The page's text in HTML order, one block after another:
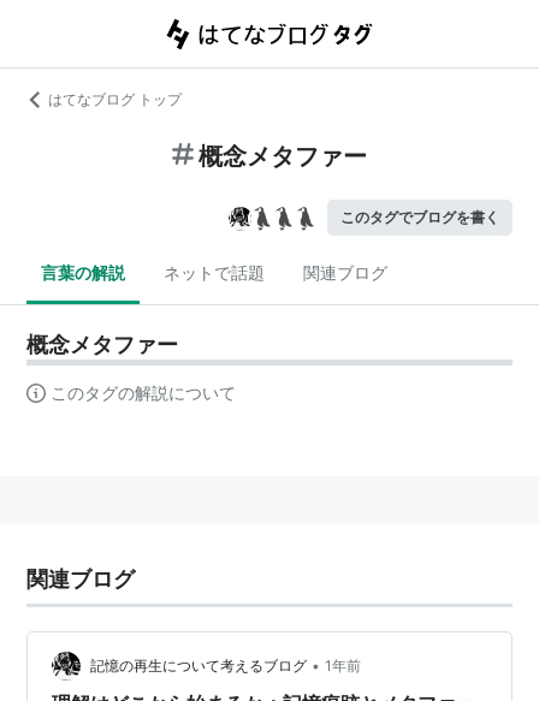
はてなブログ トップ
概念メタファー
このタグでブログを書く
言葉の解説 ネットで話題 関連ブログ
概念メタファー
このタグの解説について
関連ブログ
記憶の再生について考えるブログ • 1年前